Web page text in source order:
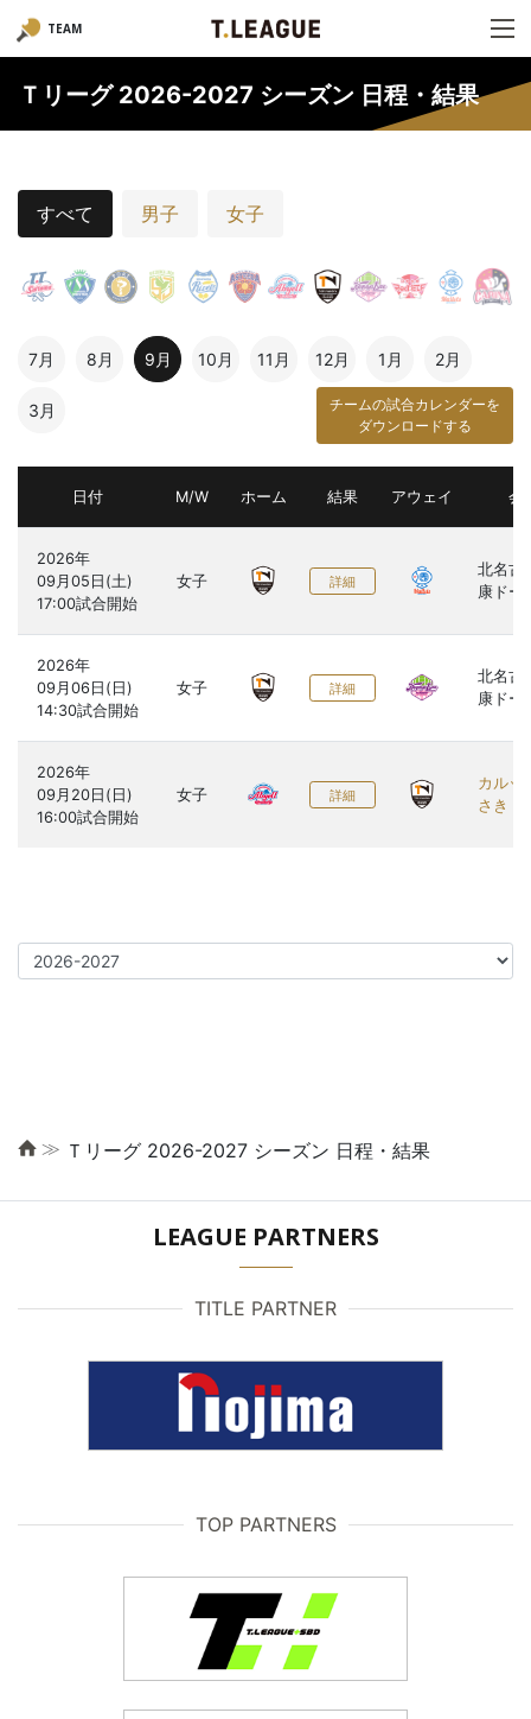
TEAM
Ｔリーグ 2026-2027 シーズン 日程・結果
すべて 男子 女子
7月 8月 9月 10月 11月 12月 1月 2月
3月
チームの試合カレンダーを
ダウンロードする
日付 M/W ホーム 結果 アウェイ 会
2026年
09月05日(土)
女子 詳細
北名古
康ドー
2026年
09月06日(日)
女子 詳細
北名古
康ドー
2026年
09月20日(日)
女子 詳細
カルッ
さき
≫ Ｔリーグ 2026-2027 シーズン 日程・結果
LEAGUE PARTNERS
TITLE PARTNER
TOP PARTNERS